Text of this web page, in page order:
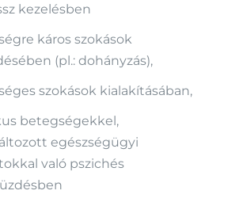
kezelésben
káros szokások
(pl.: dohányzás),
szokások kialakításában,
betegségekkel,
egészségügyi
való pszichés